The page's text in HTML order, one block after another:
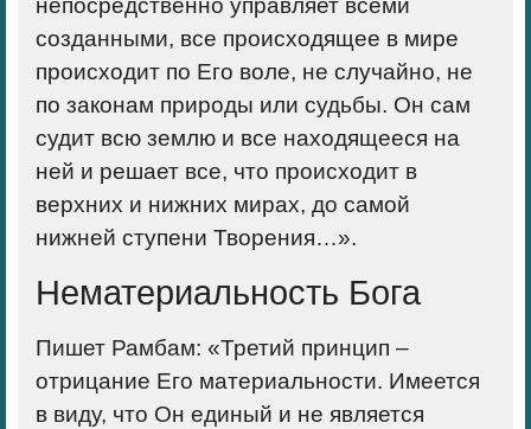
непосредственно управляет всеми
созданными, все происходящее в мире
происходит по Его воле, не случайно, не
по законам природы или судьбы. Он сам
судит всю землю и все находящееся на
ней и решает все, что происходит в
верхних и нижних мирах, до самой
нижней ступени Творения…».
Нематериальность Бога
Пишет Рамбам: «Третий принцип –
отрицание Его материальности. Имеется
в виду, что Он единый и не является